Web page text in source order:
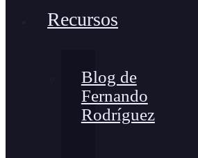
Recursos
Blog de
Fernando
Rodríguez